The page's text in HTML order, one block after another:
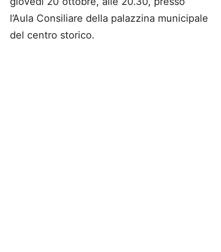
l’Aula Consiliare della palazzina municipale
del centro storico.